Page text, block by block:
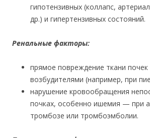
гипотензивных (коллапс,
др.) и гипертензивных состояний.
Ренальные факторы:
прямое повреждение ткани
возбудителями (например, при
нарушение кровообращения
почках, особенно ишемия — при
тромбозе или тромбоэмболии.